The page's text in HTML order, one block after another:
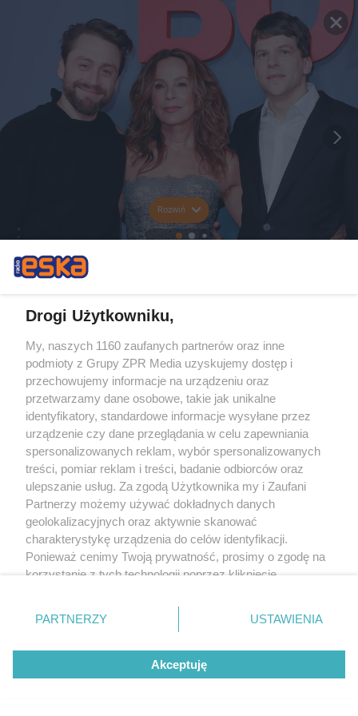
Rozwiń
Drogi Użytkowniku,
My, naszych 1160 zaufanych partnerów oraz inne
podmioty z Grupy ZPR Media uzyskujemy dostęp i
przechowujemy informacje na urządzeniu oraz
przetwarzamy dane osobowe, takie jak unikalne
identyfikatory, standardowe informacje wysyłane przez
urządzenie czy dane przeglądania w celu zapewniania
spersonalizowanych reklam, wybór spersonalizowanych
treści, pomiar reklam i treści, badanie odbiorców oraz
ulepszanie usług. Za zgodą Użytkownika my i Zaufani
Partnerzy możemy używać dokładnych danych
geolokalizacyjnych oraz aktywnie skanować
charakterystykę urządzenia do celów identyfikacji.
Ponieważ cenimy Twoją prywatność, prosimy o zgodę na
korzystanie z tych technologii poprzez kliknięcie
zmienić/wycofać klikając przycisk ustawień prywatności
znajdujący się w lewym dolnym rogu strony
rodzaje przetwarzania danych nie wymagają zgody
użytkownika, ale masz prawo sprzeciwić się takiemu
przetwarzaniu. Preferencje będą miały zastosowanie tylko
PARTNERZY USTAWIENIA
Akceptuję